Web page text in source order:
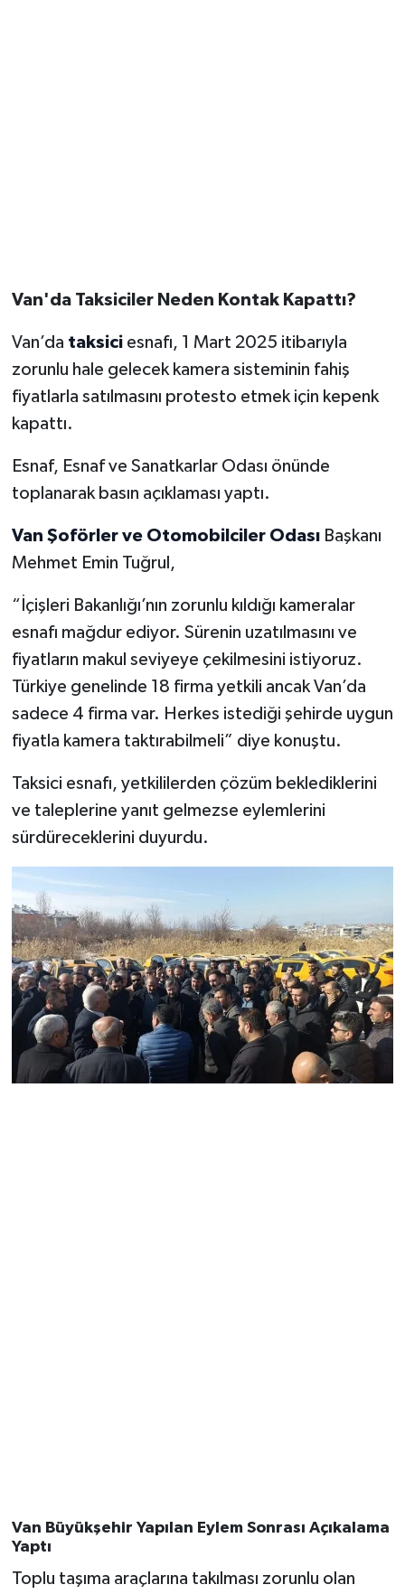
Van'da Taksiciler Neden Kontak Kapattı?
Van’da taksiciesnafı, 1 Mart 2025 itibarıyla
zorunlu hale gelecek kamera sisteminin fahiş
fiyatlarla satılmasını protesto etmek için kepenk
kapattı.
Esnaf, Esnaf ve Sanatkarlar Odası önünde
toplanarak basın açıklaması yaptı.
Van Şoförler ve Otomobilciler OdasıBaşkanı
Mehmet Emin Tuğrul,
“İçişleri Bakanlığı’nın zorunlu kıldığı kameralar
esnafı mağdur ediyor. Sürenin uzatılmasını ve
fiyatların makul seviyeye çekilmesini istiyoruz.
Türkiye genelinde 18 firma yetkili ancak Van’da
sadece 4 firma var. Herkes istediği şehirde uygun
fiyatla kamera taktırabilmeli” diye konuştu.
Taksici esnafı, yetkililerden çözüm beklediklerini
ve taleplerine yanıt gelmezse eylemlerini
sürdüreceklerini duyurdu.
Van Büyükşehir Yapılan Eylem Sonrası Açıkalama
Yaptı
Toplu taşıma araçlarına takılması zorunlu olan